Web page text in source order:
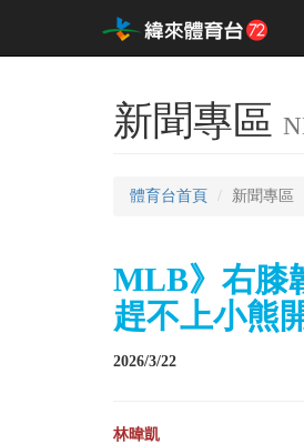
新聞專區
體育台首頁 新聞專區
MLB》右膝
趕不上小熊
2026/3/22
林暐凱